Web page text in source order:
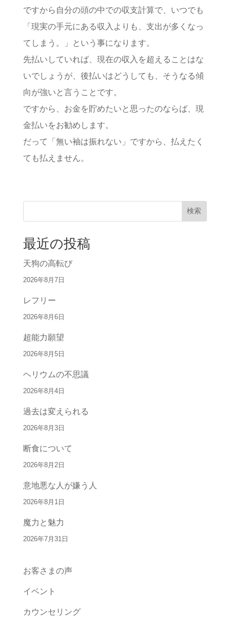
ですから自分の頭の中での収支計算で、いつでも
「現実の手元にある収入よりも、支出が多くなっ
てしまう。」という事になります。
先払いしていれば、現在の収入を超えることはな
いでしょうが、後払いはどうしても、そうなる傾
向が強いと言うことです。
ですから、お金を貯めたいと思ったのならば、現
金払いをお勧めします。
だって「無い袖は振れない」ですから、払えたく
ても払えません。
検索
最近の投稿
天狗の高転び
2026年8月7日
レフリー
2026年8月6日
超能力願望
2026年8月5日
ヘリウムの不思議
2026年8月4日
過去は変えられる
2026年8月3日
断食について
2026年8月2日
意地悪な人が嫌う人
2026年8月1日
魔力と魅力
2026年7月31日
お客さまの声
イベント
カウンセリング